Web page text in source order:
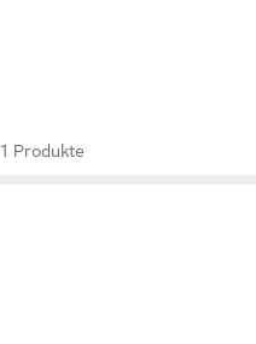
1 Produkte